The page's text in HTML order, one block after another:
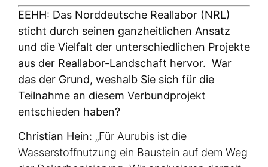
Als studierter Umwelttechniker konnte Christian
Hein seit 2004 als „Leiter Energiewirtschaft“ bei
der E.ON Hanse Wärme GmbH seine
Führungsqualitäten ausbauen. 2011 wechselte er
zur Aurubis AG und hat dort bis 2022 als
„Director Corporate Energy & Climate Affairs“
gearbeitet. 2022 machte er einen weiteren Schritt
und ist derzeit bei Aurubis als „Head of
Vater darüber hinaus als Leiter der Arbeitsgruppe
„Industrie“ für das Verbundprojekt
EEHH: Das Norddeutsche Reallabor (NRL)
sticht durch seinen ganzheitlichen Ansatz
und die Vielfalt der unterschiedlichen Projekte
aus der Reallabor-Landschaft hervor. War
das der Grund, weshalb Sie sich für die
Teilnahme an diesem Verbundprojekt
entschieden haben?
Christian Hein: „Für Aurubis ist die
Wasserstoffnutzung ein Baustein auf dem Weg